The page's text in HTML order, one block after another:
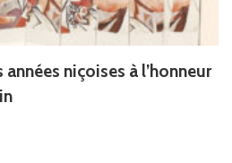
niçoises à l’honneur